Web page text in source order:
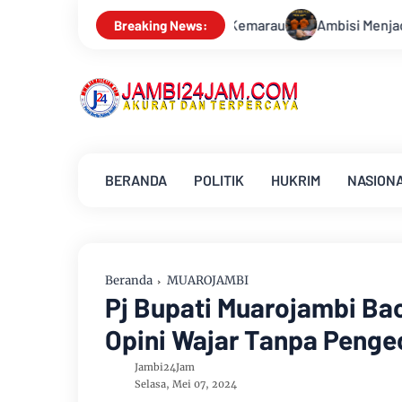
Breaking News:
Ambisi Menjadi Polisi Dimanfaatkan Oknum,
BERANDA POLITIK HUKRIM
Beranda MUAROJAMBI
Pj Bupati Muarojambi
Opini Wajar Tanpa
Jambi24Jam
Selasa, Mei 07, 2024